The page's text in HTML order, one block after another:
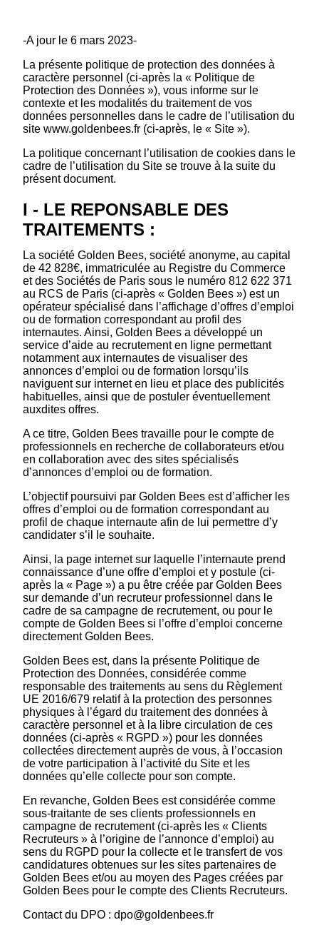
-A jour le 6 mars 2023-
La présente politique de protection des données à
caractère personnel (ci-après la « Politique de
Protection des Données »), vous informe sur le
contexte et les modalités du traitement de vos
données personnelles dans le cadre de l’utilisation du
site www.goldenbees.fr (ci-après, le « Site »).
La politique concernant l’utilisation de cookies dans le
cadre de l’utilisation du Site se trouve à la suite du
présent document.
I - LE REPONSABLE DES
TRAITEMENTS :
La société Golden Bees, société anonyme, au capital
de 42 828€, immatriculée au Registre du Commerce
et des Sociétés de Paris sous le numéro 812 622 371
au RCS de Paris (ci-après « Golden Bees ») est un
opérateur spécialisé dans l’affichage d’offres d’emploi
ou de formation correspondant au profil des
internautes. Ainsi, Golden Bees a développé un
service d’aide au recrutement en ligne permettant
notamment aux internautes de visualiser des
annonces d’emploi ou de formation lorsqu’ils
naviguent sur internet en lieu et place des publicités
habituelles, ainsi que de postuler éventuellement
auxdites offres.
A ce titre, Golden Bees travaille pour le compte de
professionnels en recherche de collaborateurs et/ou
en collaboration avec des sites spécialisés
d’annonces d’emploi ou de formation.
L’objectif poursuivi par Golden Bees est d’afficher les
offres d’emploi ou de formation correspondant au
profil de chaque internaute afin de lui permettre d’y
candidater s’il le souhaite.
Ainsi, la page internet sur laquelle l’internaute prend
connaissance d’une offre d’emploi et y postule (ci-
après la « Page ») a pu être créée par Golden Bees
sur demande d’un recruteur professionnel dans le
cadre de sa campagne de recrutement, ou pour le
compte de Golden Bees si l’offre d’emploi concerne
directement Golden Bees.
Golden Bees est, dans la présente Politique de
Protection des Données, considérée comme
responsable des traitements au sens du Règlement
UE 2016/679 relatif à la protection des personnes
physiques à l’égard du traitement des données à
caractère personnel et à la libre circulation de ces
données (ci-après « RGPD ») pour les données
collectées directement auprès de vous, à l’occasion
de votre participation à l’activité du Site et les
données qu’elle collecte pour son compte.
En revanche, Golden Bees est considérée comme
sous-traitante de ses clients professionnels en
campagne de recrutement (ci-après les « Clients
Recruteurs » à l’origine de l’annonce d’emploi) au
sens du RGPD pour la collecte et le transfert de vos
candidatures obtenues sur les sites partenaires de
Golden Bees et/ou au moyen des Pages créées par
Golden Bees pour le compte des Clients Recruteurs.
Contact du DPO : dpo@goldenbees.fr